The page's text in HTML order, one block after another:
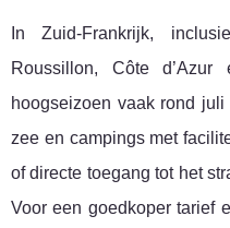
In Zuid-Frankrijk,
Roussillon, Côte
hoogseizoen vaak rond
zee en campings met
of directe toegang tot het
Voor een goedkoper tarief